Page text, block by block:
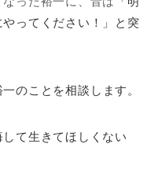
ってください！」と突
のことを相談します。
て生きてほしくない